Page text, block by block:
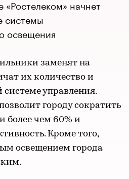
«Ростелеком» начнет
системы
освещения
заменят на
их количество и
управления.
городу сократить
более чем 60% и
Кроме того,
освещением города